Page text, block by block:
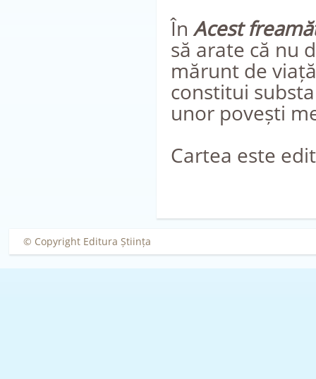
ÎnAcest
să arate că nu
mărunt de
constitui
unor povești
Cartea este
© Copyright Editura Știința